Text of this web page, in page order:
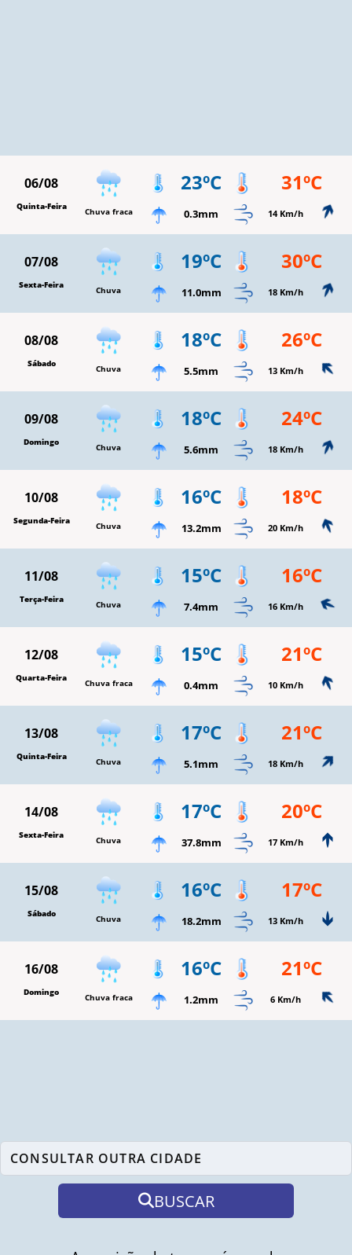
06/08
Quinta-Feira Chuva fraca
23ºC 31ºC
0.3mm 14 Km/h
07/08
Sexta-Feira Chuva
19ºC 30ºC
11.0mm 18 Km/h
08/08
Sábado Chuva
18ºC 26ºC
5.5mm 13 Km/h
09/08
Domingo Chuva
18ºC 24ºC
5.6mm 18 Km/h
10/08
Segunda-Feira Chuva
16ºC 18ºC
13.2mm 20 Km/h
11/08
Terça-Feira Chuva
15ºC 16ºC
7.4mm 16 Km/h
12/08
Quarta-Feira Chuva fraca
15ºC 21ºC
0.4mm 10 Km/h
13/08
Quinta-Feira Chuva
17ºC 21ºC
5.1mm 18 Km/h
14/08
Sexta-Feira Chuva
17ºC 20ºC
37.8mm 17 Km/h
15/08
Sábado Chuva
16ºC 17ºC
18.2mm 13 Km/h
16/08
Domingo Chuva fraca
16ºC 21ºC
1.2mm 6 Km/h
BUSCAR